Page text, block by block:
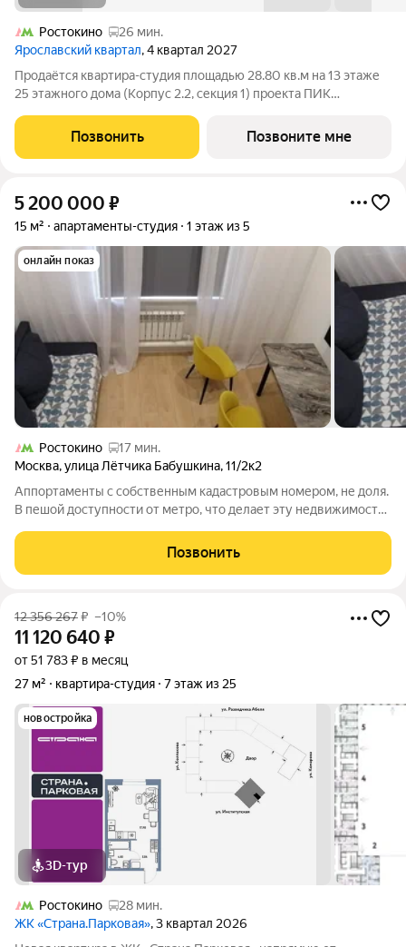
Ростокино
26 мин.
Ярославский квартал, 4 квартал 2027
Продаётся квартира-студия площадью 28.80 кв.м на 13 этаже
25 этажного дома (Корпус 2.2, секция 1) проекта ПИК
земли, функциональная планировка, большие окна, с отделкой.
Проект «Ярославский
Позвонить Позвоните мне
5 200 000 ₽
15 м² апартаменты-студия 1 этаж из 5
онлайн показ
Ростокино
17 мин.
Москва,улица Лётчика Бабушкина,11/2к2
Аппортаменты с собственным кадастровым номером, не доля.
В пешой доступности от метро, что делает эту недвижимость
и для инвестиции в арендный бизнес. Есть почтовый ящик.
Максимально
Позвонить
12 356 267₽ –10%
11 120 640 ₽
от 51 783 ₽ в месяц
27 м²
квартира-студия 7 этаж из 25
новостройка
3D-тур
Ростокино
28 мин.
ЖК «Страна.Парковая», 3 квартал 2026